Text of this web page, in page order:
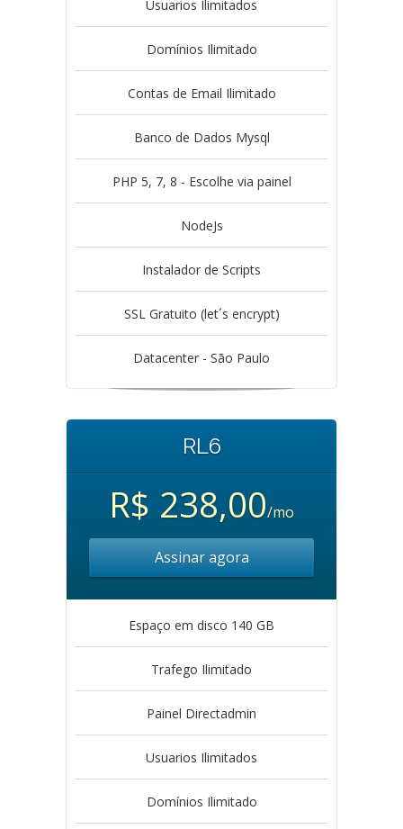
Usuarios Ilimitados
Domínios Ilimitado
Contas de Email Ilimitado
Banco de Dados Mysql
PHP 5, 7, 8 - Escolhe via painel
NodeJs
Instalador de Scripts
SSL Gratuito (let´s encrypt)
Datacenter - São Paulo
RL6
R$ 238,00/mo
Assinar agora
Espaço em disco 140 GB
Trafego Ilimitado
Painel Directadmin
Usuarios Ilimitados
Domínios Ilimitado